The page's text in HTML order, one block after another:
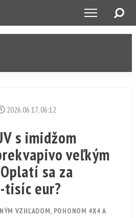
2026.06.17, 06:12
s imidžom
veľkým
sa za
tisíc eur?
VZHĽADOM, POHONOM 4X4 A